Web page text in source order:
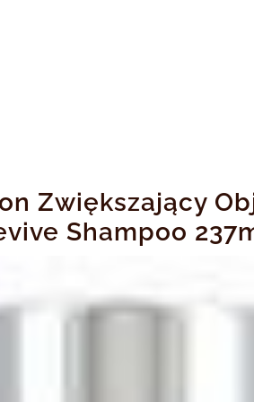
Zwiększający
Shampoo